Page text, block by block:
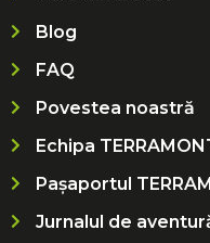
Blog
FAQ
Povestea noastră
Echipa
Pașaportul
Jurnalul de